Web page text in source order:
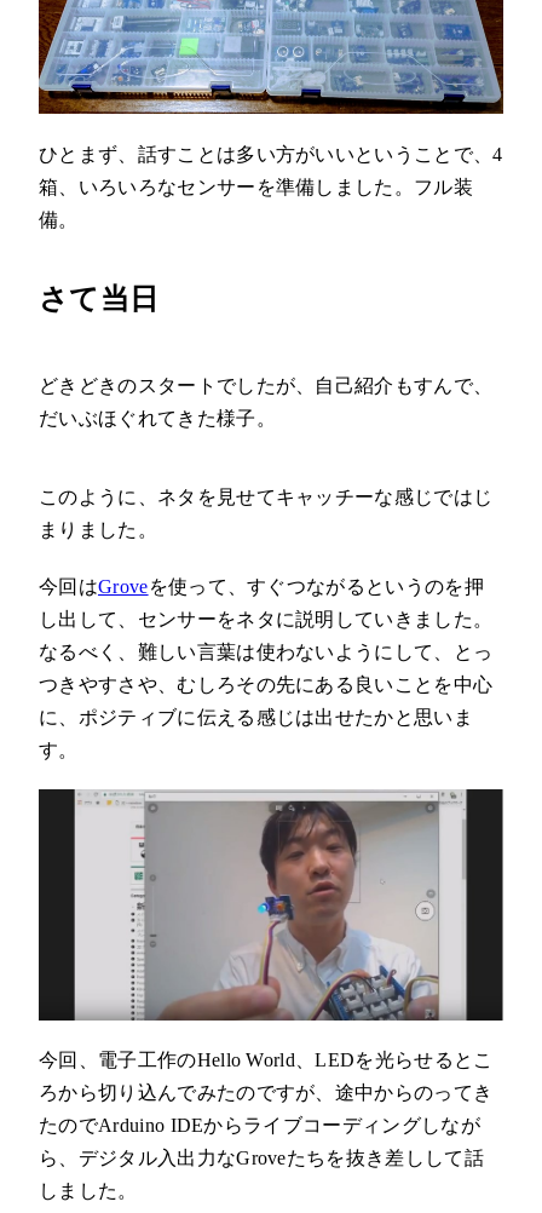
ひとまず、話すことは多い方がいいということで、4
箱、いろいろなセンサーを準備しました。フル装
備。
さて当日
どきどきのスタートでしたが、自己紹介もすんで、
だいぶほぐれてきた様子。
このように、ネタを見せてキャッチーな感じではじ
まりました。
今回はGroveを使って、すぐつながるというのを押
し出して、センサーをネタに説明していきました。
なるべく、難しい言葉は使わないようにして、とっ
つきやすさや、むしろその先にある良いことを中心
に、ポジティブに伝える感じは出せたかと思いま
す。
今回、電子工作のHello World、LEDを光らせるとこ
ろから切り込んでみたのですが、途中からのってき
たのでArduino IDEからライブコーディングしなが
ら、デジタル入出力なGroveたちを抜き差しして話
しました。